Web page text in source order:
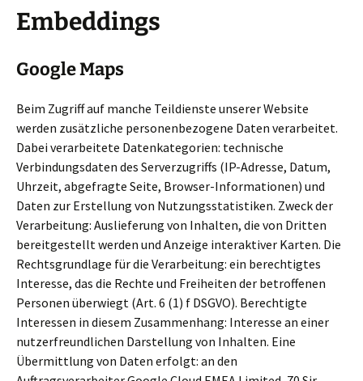
Embeddings
Google Maps
Beim Zugriff auf manche Teildienste unserer Website
werden zusätzliche personenbezogene Daten verarbeitet.
Dabei verarbeitete Datenkategorien: technische
Verbindungsdaten des Serverzugriffs (IP-Adresse, Datum,
Uhrzeit, abgefragte Seite, Browser-Informationen) und
Daten zur Erstellung von Nutzungsstatistiken. Zweck der
Verarbeitung: Auslieferung von Inhalten, die von Dritten
bereitgestellt werden und Anzeige interaktiver Karten. Die
Rechtsgrundlage für die Verarbeitung: ein berechtigtes
Interesse, das die Rechte und Freiheiten der betroffenen
Personen überwiegt (Art. 6 (1) f DSGVO). Berechtigte
Interessen in diesem Zusammenhang: Interesse an einer
nutzerfreundlichen Darstellung von Inhalten. Eine
Übermittlung von Daten erfolgt: an den